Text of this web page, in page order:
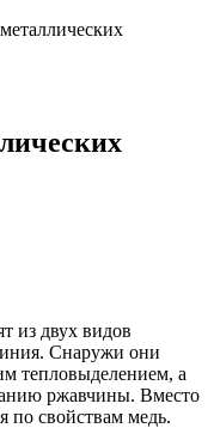
из двух видов
Снаружи они
тепловыделением, а
ржавчины. Вместо
по свойствам медь.